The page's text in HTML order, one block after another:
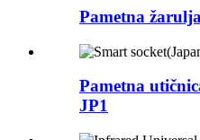
Pametna
Pametna
JP1